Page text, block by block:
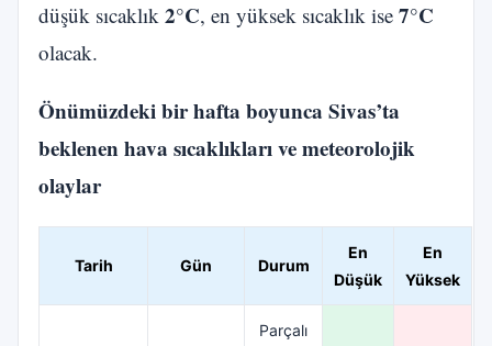
düşük sıcaklık 2°C, en yüksek sıcaklık ise 7°C
olacak.
Önümüzdeki bir hafta boyunca Sivas’ta
beklenen hava sıcaklıkları ve meteorolojik
olaylar
Tarih Gün Durum
En
Düşük
En
Yüksek
Parçalı